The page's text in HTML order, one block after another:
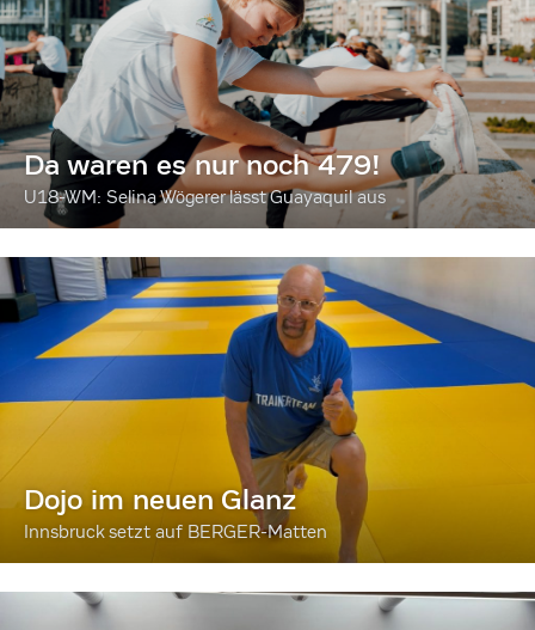
Da waren es nur noch 479!
U18-WM: Selina Wögerer lässt Guayaquil aus
Dojo im neuen Glanz
Innsbruck setzt auf BERGER-Matten